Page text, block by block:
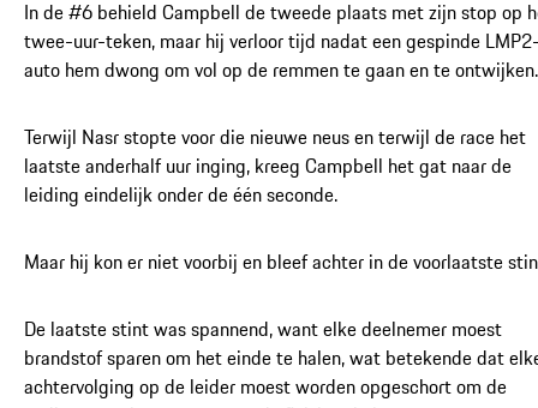
In de #6 behield Campbell de tweede plaats met zijn stop op
twee-uur-teken, maar hij verloor tijd nadat een gespinde
auto hem dwong om vol op de remmen te gaan en te ontwijken.
Terwijl Nasr stopte voor die nieuwe neus en terwijl de race het
laatste anderhalf uur inging, kreeg Campbell het gat naar de
leiding eindelijk onder de één seconde.
Maar hij kon er niet voorbij en bleef achter in de voorlaatste
De laatste stint was spannend, want elke deelnemer moest
brandstof sparen om het einde te halen, wat betekende dat
achtervolging op de leider moest worden opgeschort om de